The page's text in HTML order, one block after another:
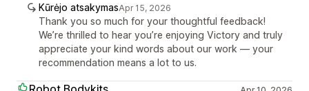
Kūrėjo atsakymasApr 15, 2026
Thank you so much for your thoughtful feedback!
We’re thrilled to hear you’re enjoying Victory and truly
appreciate your kind words about our work — your
recommendation means a lot to us.